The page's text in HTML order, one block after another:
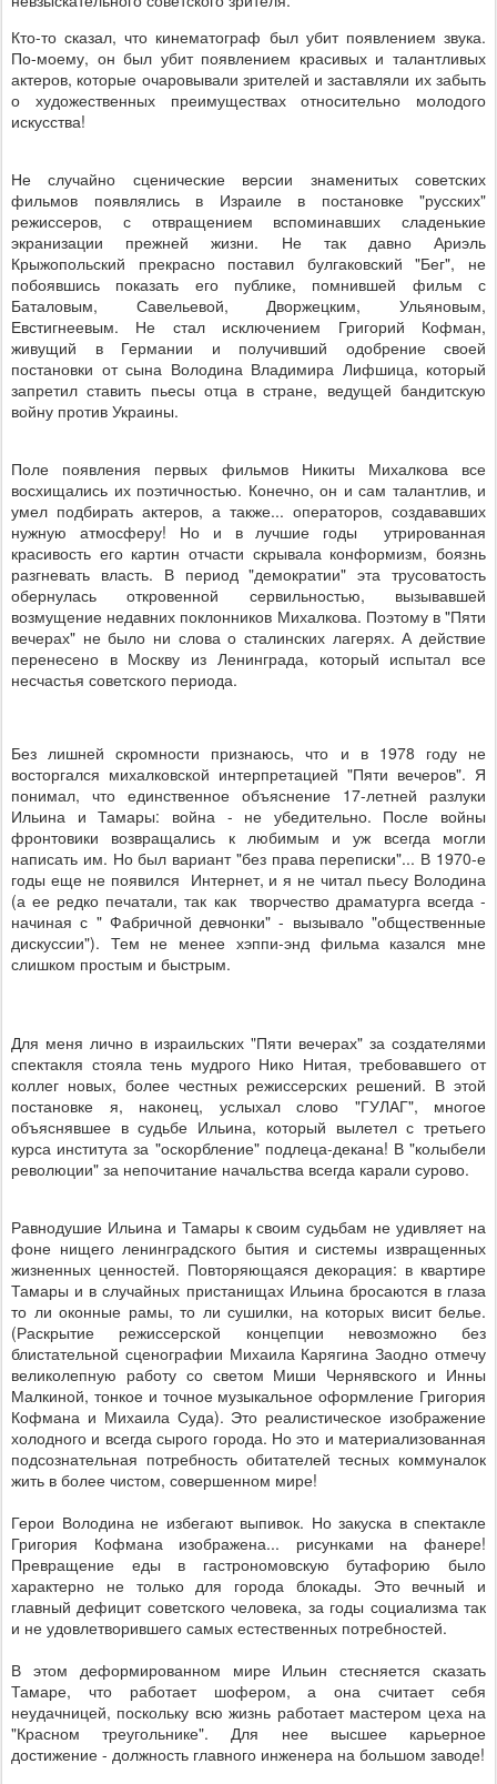
Кто-то сказал, что кинематограф был убит появлением звука.
По-моему, он был убит появлением красивых и талантливых
актеров, которые очаровывали зрителей и заставляли их забыть
о художественных преимуществах относительно молодого
искусства!
Не случайно сценические версии знаменитых советских
фильмов появлялись в Израиле в постановке "русских"
режиссеров, с отвращением вспоминавших сладенькие
экранизации прежней жизни. Не так давно Ариэль
Крыжопольский прекрасно поставил булгаковский "Бег", не
побоявшись показать его публике, помнившей фильм с
Баталовым, Савельевой, Дворжецким, Ульяновым,
Евстигнеевым. Не стал исключением Григорий Кофман,
живущий в Германии и получивший одобрение своей
постановки от сына Володина Владимира Лифшица, который
запретил ставить пьесы отца в стране, ведущей бандитскую
войну против Украины.
Поле появления первых фильмов Никиты Михалкова все
восхищались их поэтичностью. Конечно, он и сам талантлив, и
умел подбирать актеров, а также... операторов, создававших
нужную атмосферу! Но и в лучшие годы утрированная
красивость его картин отчасти скрывала конформизм, боязнь
разгневать власть. В период "демократии" эта трусоватость
обернулась откровенной сервильностью, вызывавшей
возмущение недавних поклонников Михалкова. Поэтому в "Пяти
вечерах" не было ни слова о сталинских лагерях. А действие
перенесено в Москву из Ленинграда, который испытал все
несчастья советского периода.
Без лишней скромности признаюсь, что и в 1978 году не
восторгался михалковской интерпретацией "Пяти вечеров". Я
понимал, что единственное объяснение 17-летней разлуки
Ильина и Тамары: война - не убедительно. После войны
фронтовики возвращались к любимым и уж всегда могли
написать им. Но был вариант "без права переписки"... В 1970-е
годы еще не появился Интернет, и я не читал пьесу Володина
(а ее редко печатали, так как творчество драматурга всегда -
начиная с " Фабричной девчонки" - вызывало "общественные
дискуссии"). Тем не менее хэппи-энд фильма казался мне
слишком простым и быстрым.
Для меня лично в израильских "Пяти вечерах" за создателями
спектакля стояла тень мудрого Нико Нитая, требовавшего от
коллег новых, более честных режиссерских решений. В этой
постановке я, наконец, услыхал слово "ГУЛАГ", многое
объяснявшее в судьбе Ильина, который вылетел с третьего
курса института за "оскорбление" подлеца-декана! В "колыбели
революции" за непочитание начальства всегда карали сурово.
Равнодушие Ильина и Тамары к своим судьбам не удивляет на
фоне нищего ленинградского бытия и системы извращенных
жизненных ценностей. Повторяющаяся декорация: в квартире
Тамары и в случайных пристанищах Ильина бросаются в глаза
то ли оконные рамы, то ли сушилки, на которых висит белье.
(Раскрытие режиссерской концепции невозможно без
блистательной сценографии Михаила Карягина Заодно отмечу
великолепную работу со светом Миши Чернявского и Инны
Малкиной, тонкое и точное музыкальное оформление Григория
Кофмана и Михаила Суда). Это реалистическое изображение
холодного и всегда сырого города. Но это и материализованная
подсознательная потребность обитателей тесных коммуналок
жить в более чистом, совершенном мире!
Герои Володина не избегают выпивок. Но закуска в спектакле
Григория Кофмана изображена... рисунками на фанере!
Превращение еды в гастрономовскую бутафорию было
характерно не только для города блокады. Это вечный и
главный дефицит советского человека, за годы социализма так
и не удовлетворившего самых естественных потребностей.
В этом деформированном мире Ильин стесняется сказать
Тамаре, что работает шофером, а она считает себя
неудачницей, поскольку всю жизнь работает мастером цеха на
"Красном треугольнике". Для нее высшее карьерное
достижение - должность главного инженера на большом заводе!